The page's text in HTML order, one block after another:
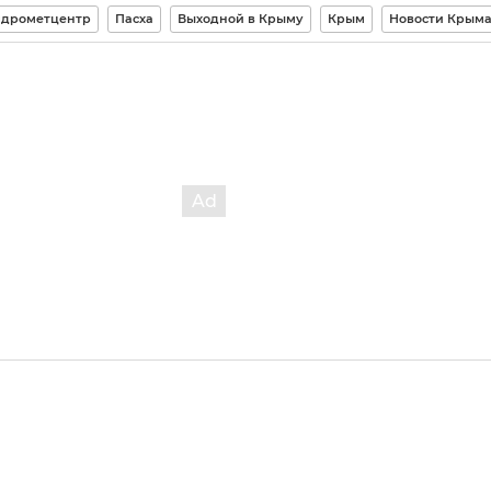
Пасха Выходной в Крыму Крым Новости Крыма